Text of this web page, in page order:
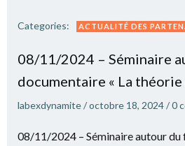
Categories: ACTUALITÉ DES
08/11/2024 – Séminaire
documentaire « La théorie
labexdynamite/octobre 18, 2024/0
08/11/2024 – Séminaire autour du